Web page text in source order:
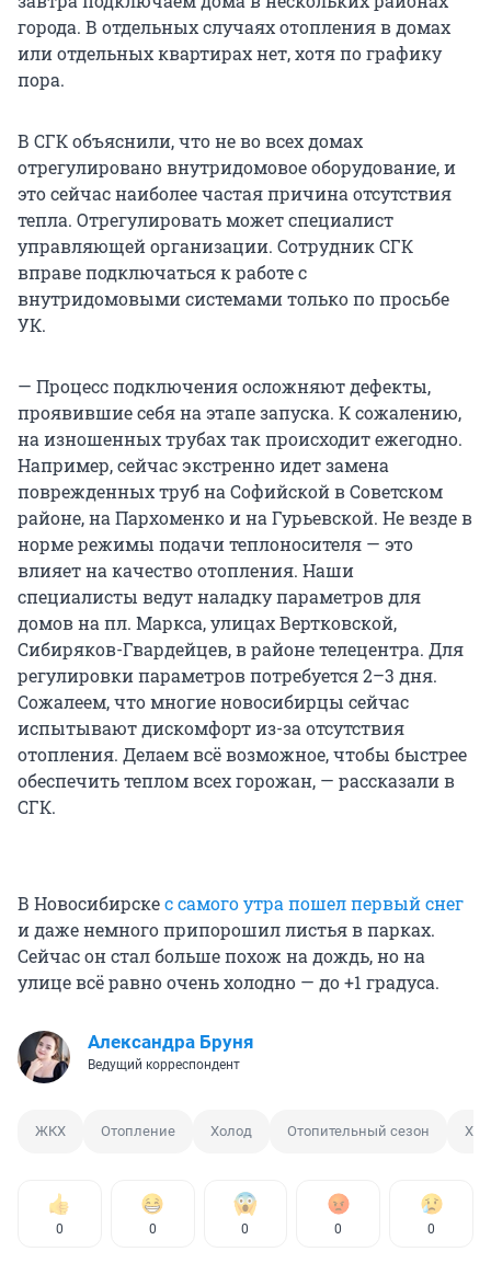
города. В отдельных случаях отопления в домах
или отдельных квартирах нет, хотя по графику
пора.
В СГК объяснили, что не во всех домах
отрегулировано внутридомовое оборудование, и
это сейчас наиболее частая причина отсутствия
тепла. Отрегулировать может специалист
управляющей организации. Сотрудник СГК
вправе подключаться к работе с
внутридомовыми системами только по просьбе
УК.
— Процесс подключения осложняют дефекты,
проявившие себя на этапе запуска. К сожалению,
на изношенных трубах так происходит ежегодно.
Например, сейчас экстренно идет замена
поврежденных труб на Софийской в Советском
районе, на Пархоменко и на Гурьевской. Не везде в
норме режимы подачи теплоносителя — это
влияет на качество отопления. Наши
специалисты ведут наладку параметров для
домов на пл. Маркса, улицах Вертковской,
Сибиряков-Гвардейцев, в районе телецентра. Для
регулировки параметров потребуется 2–3 дня.
Сожалеем, что многие новосибирцы сейчас
испытывают дискомфорт из-за отсутствия
отопления. Делаем всё возможное, чтобы быстрее
обеспечить теплом всех горожан, — рассказали в
СГК.
В Новосибирскес самого утра пошел первый снег
и даже немного припорошил листья в парках.
Сейчас он стал больше похож на дождь, но на
улице всё равно очень холодно — до +1 градуса.
Александра Бруня
Ведущий корреспондент
ЖКХ Отопление Холод Отопительный сезон
0 0 0 0 0